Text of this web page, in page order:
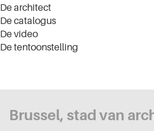
De architect
De catalogus
De video
De tentoonstelling
Brussel, stad van